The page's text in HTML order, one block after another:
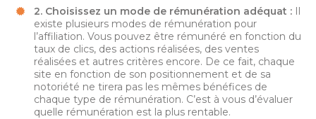
2. Choisissez un mode de rémunération adéquat : Il
existe plusieurs modes de rémunération pour
l’affiliation. Vous pouvez être rémunéré en fonction du
taux de clics, des actions réalisées, des ventes
réalisées et autres critères encore. De ce fait, chaque
site en fonction de son positionnement et de sa
notoriété ne tirera pas les mêmes bénéfices de
chaque type de rémunération. C’est à vous d’évaluer
quelle rémunération est la plus rentable.